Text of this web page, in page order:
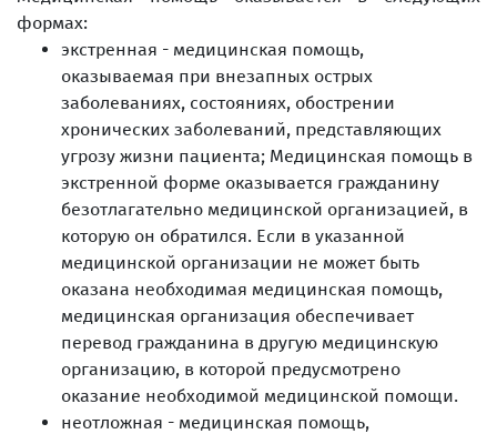
формах:
экстренная - медицинская помощь,
оказываемая при внезапных острых
заболеваниях, состояниях, обострении
хронических заболеваний, представляющих
угрозу жизни пациента; Медицинская помощь в
экстренной форме оказывается гражданину
безотлагательно медицинской организацией, в
которую он обратился. Если в указанной
медицинской организации не может быть
оказана необходимая медицинская помощь,
медицинская организация обеспечивает
перевод гражданина в другую медицинскую
организацию, в которой предусмотрено
оказание необходимой медицинской помощи.
неотложная - медицинская помощь,